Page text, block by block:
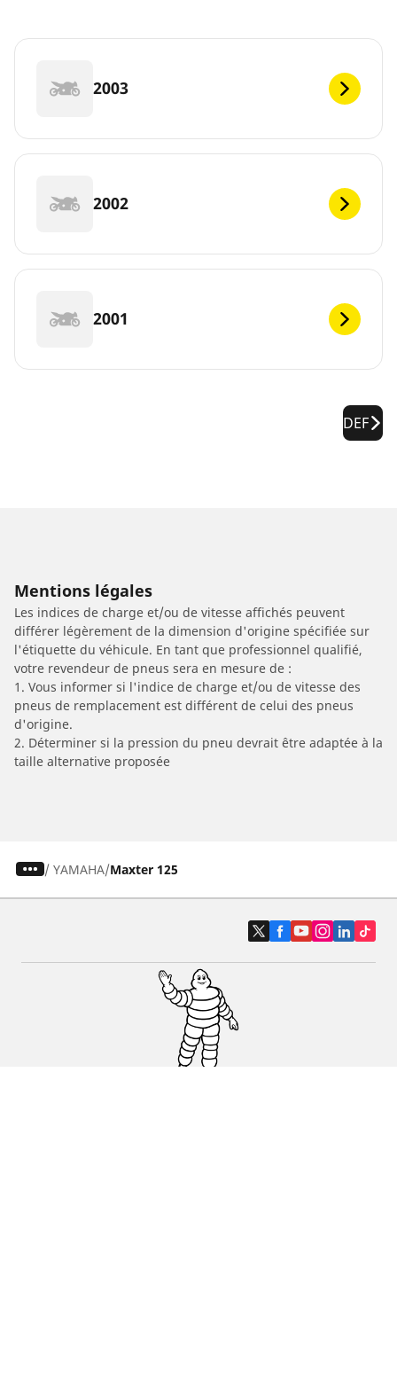
2003
2002
2001
DEF
Mentions légales
Les indices de charge et/ou de vitesse affichés peuvent
différer légèrement de la dimension d'origine spécifiée sur
l'étiquette du véhicule. En tant que professionnel qualifié,
votre revendeur de pneus sera en mesure de :
1. Vous informer si l'indice de charge et/ou de vitesse des
pneus de remplacement est différent de celui des pneus
d'origine.
2. Déterminer si la pression du pneu devrait être adaptée à la
taille alternative proposée
/ YAMAHA Maxter 125